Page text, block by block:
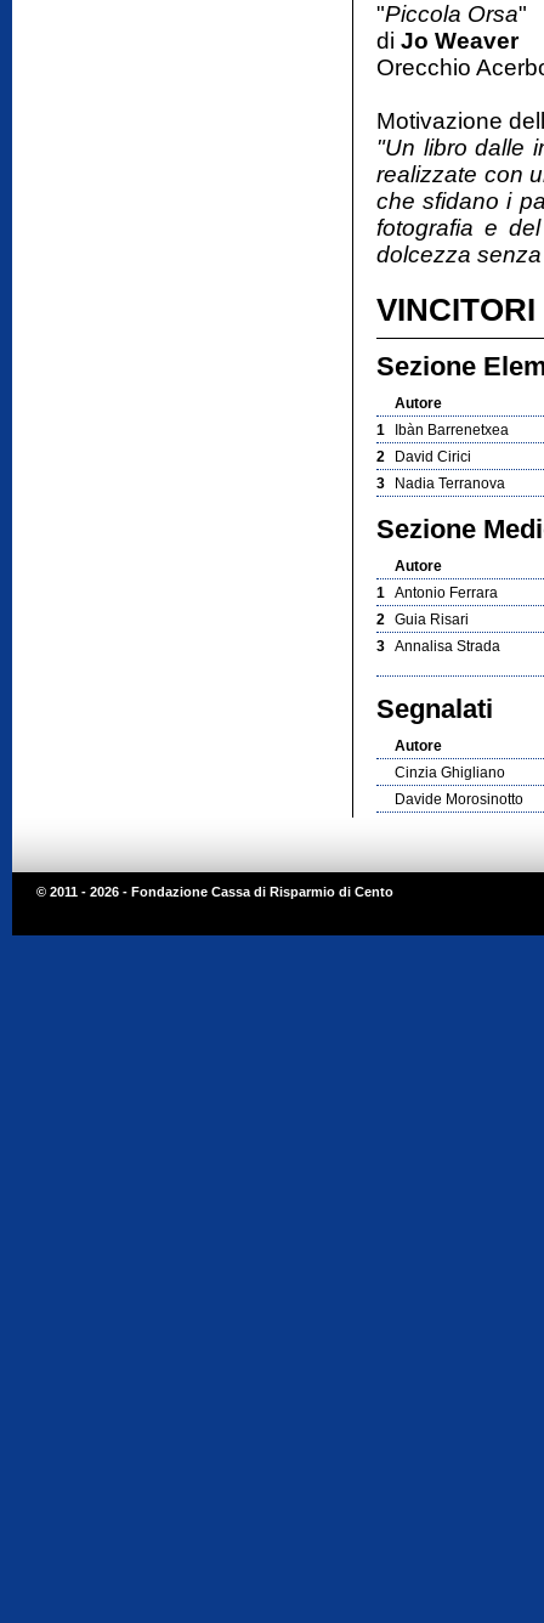
"Piccola Orsa"
di Jo Weaver
Orecchio
Motivazione
"Un libro dalle
realizzate con
che sfidano i
fotografia e
dolcezza
VINCITORI
Sezione
Autore
1
Ibàn Barrenetxea
2
David Cirici
3
Nadia Terranova
Sezione
Autore
1 Antonio Ferrara
2 Guia Risari
3 Annalisa Strada
Segnalati
Autore
Cinzia Ghigliano
Davide Morosinotto
© 2011 - 2026 - Fondazione Cassa di Risparmio di Cento